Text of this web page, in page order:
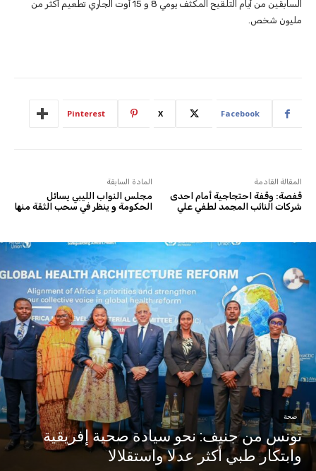
السابقين من أيام التلقيح المكثف يومي 8 و 15 أوت الجاري تطعيم أكثر من
مليون شخص.
Facebook
X
Pinterest
المادة السابقة
مجلس النواب الليبي يسائل
الحكومة و ينظر في سحب الثقة منها
المقالة القادمة
قفصة: وقفة احتجاجية أمام احدى
شركات النائب المجمد لطفي علي
صحة
تونس من جنيف: نحو سيادة صحية إفريقية
وابتكار طبي أكثر عدلا واستقلالا